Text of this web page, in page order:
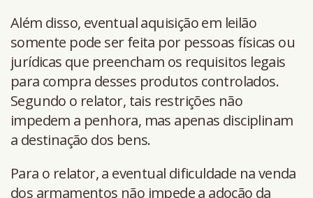
Além disso, eventual aquisição em leilão
somente pode ser feita por pessoas físicas ou
jurídicas que preencham os requisitos legais
para compra desses produtos controlados.
Segundo o relator, tais restrições não
impedem a penhora, mas apenas disciplinam
a destinação dos bens.
Para o relator, a eventual dificuldade na venda
dos armamentos não impede a adoção da